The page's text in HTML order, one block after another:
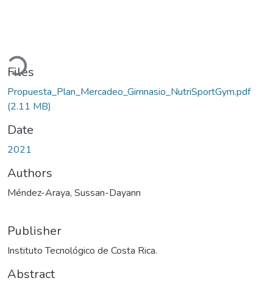
Loading...
Files
Propuesta_Plan_Mercadeo_Gimnasio_NutriSportGym.pdf
(2.11 MB)
Date
2021
Authors
Méndez-Araya, Sussan-Dayann
Publisher
Instituto Tecnológico de Costa Rica.
Abstract